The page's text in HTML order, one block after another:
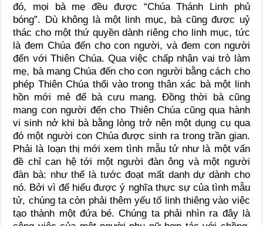
đó, mọi bà mẹ đều được “Chúa Thánh Linh phủ
bóng”. Dù không là một linh mục, bà cũng được uỷ
thác cho một thứ quyền dành riêng cho linh mục, tức
là đem Chúa đến cho con người, và đem con người
đến với Thiên Chúa. Qua việc chấp nhận vai trò làm
mẹ, bà mang Chúa đến cho con người bằng cách cho
phép Thiên Chúa thổi vào trong thân xác bà một linh
hồn mới mẻ để bà cưu mang. Đồng thời bà cũng
mang con người đến cho Thiên Chúa cũng qua hành
vi sinh nở khi bà bằng lòng trở nên một dụng cụ qua
đó một người con Chúa được sinh ra trong trần gian.
Phải là loạn thị mới xem tình mẫu tử như là một vấn
đề chỉ can hệ tới một người đàn ông và một người
đàn bà: như thế là tước đoạt mất danh dự dành cho
nó. Bởi vì để hiểu được ý nghĩa thực sự của tình mẫu
tử, chúng ta còn phải thêm yếu tố linh thiêng vào việc
tạo thành một đứa bé. Chúng ta phải nhìn ra đây là